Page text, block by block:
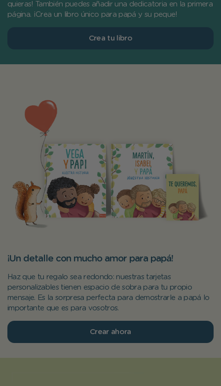
quieras! También puedes añadir una dedicatoria en la primera
página. ¡Crea un libro único para papá y su peque!
Crea tu libro
¡Un detalle con mucho amor para papá!
Haz que tu regalo sea redondo: nuestras tarjetas
personalizables tienen espacio de sobra para tu propio
mensaje. Es la sorpresa perfecta para demostrarle a papá lo
importante que es para vosotros.
Crear ahora